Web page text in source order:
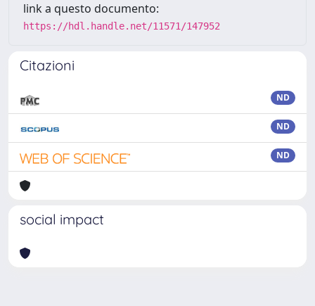
link a questo documento:
https://hdl.handle.net/11571/147952
Citazioni
ND
ND
ND
social impact